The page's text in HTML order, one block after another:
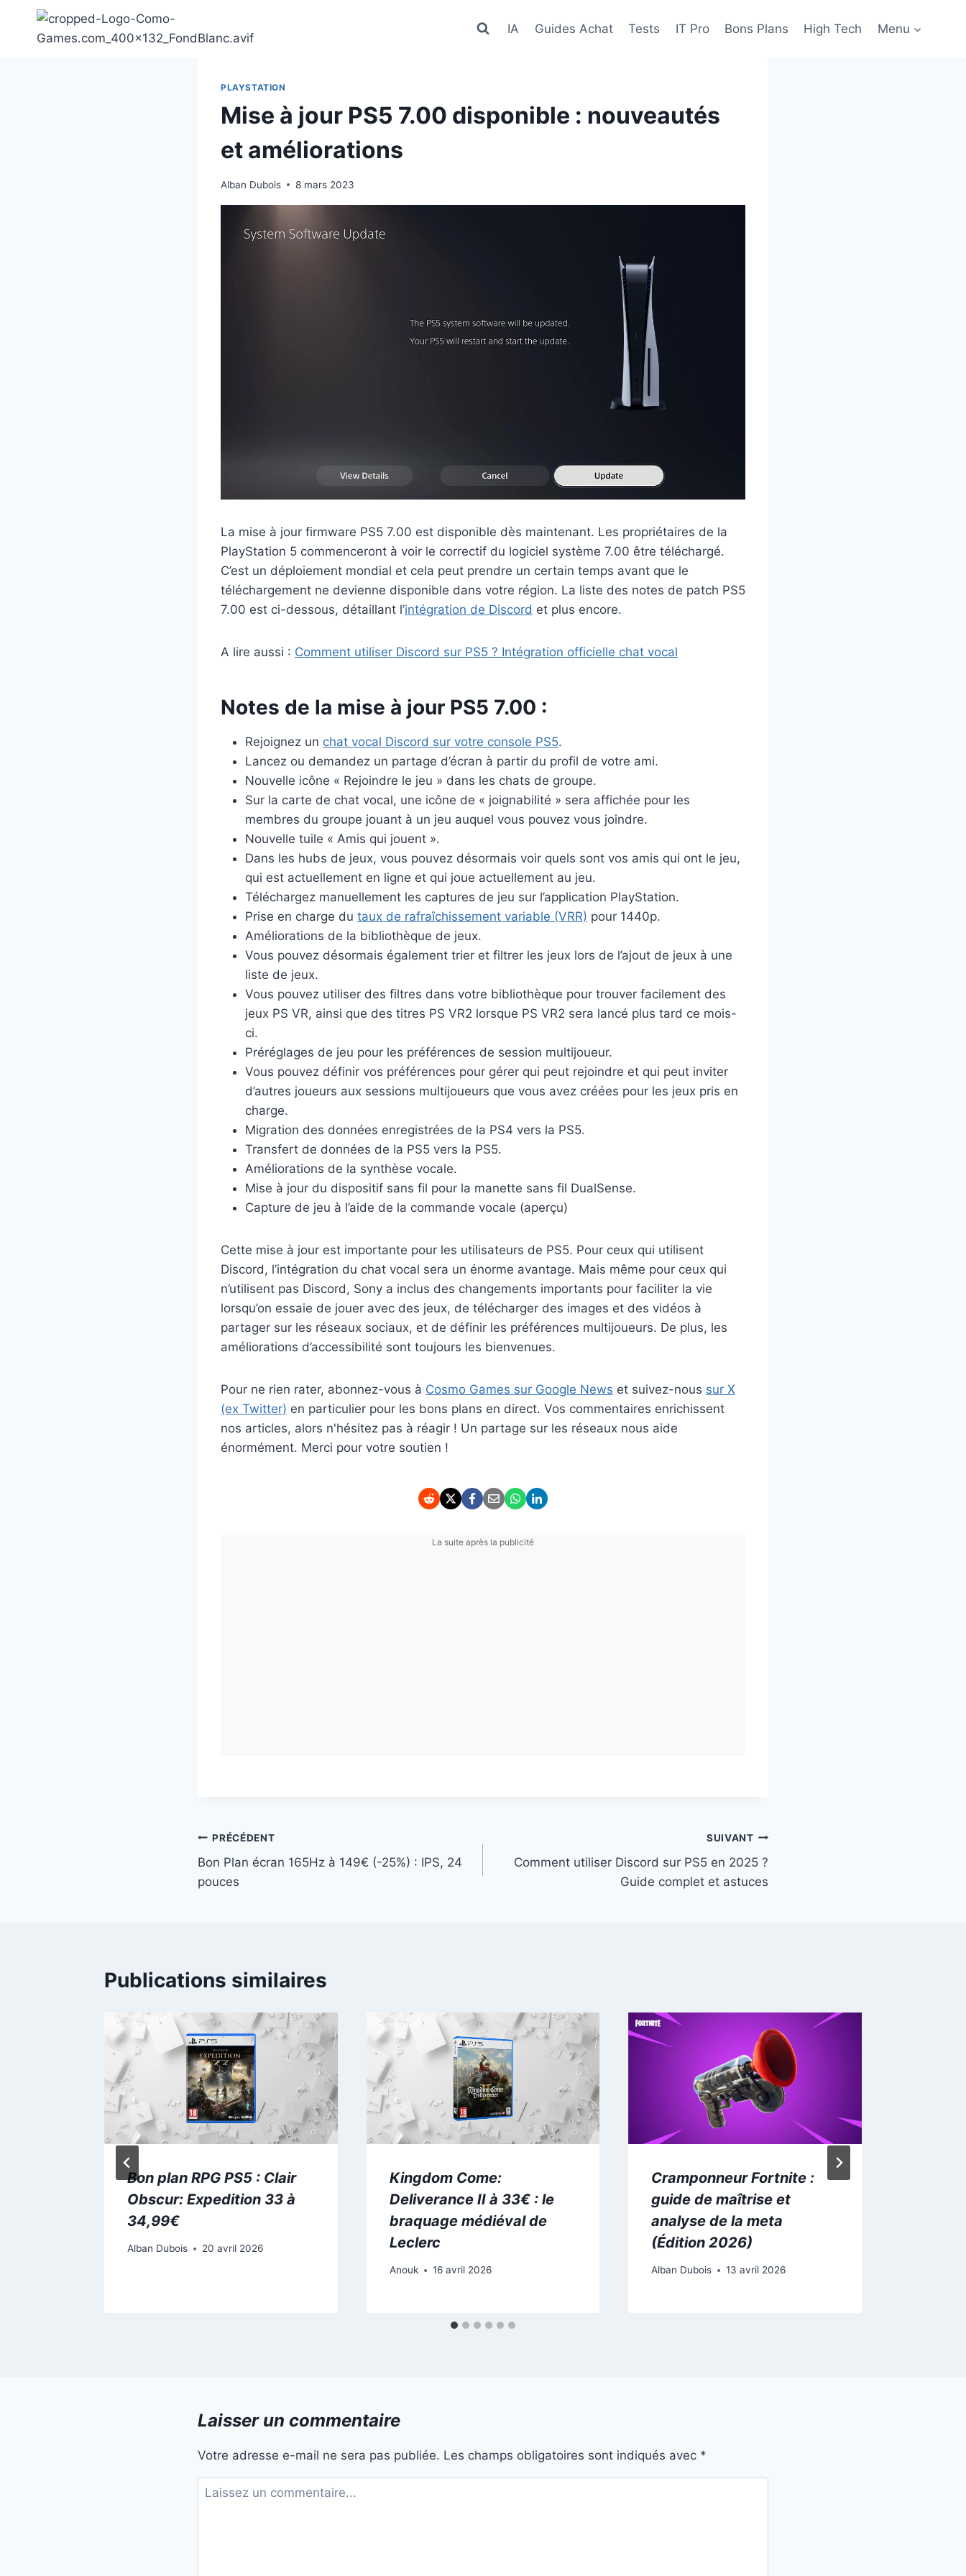
contenu
IA Guides Achat Tests IT Pro Bons Plans High Tech Menu
PLAYSTATION
Mise à jour PS5 7.00 disponible : nouveautés
et améliorations
Alban Dubois 8 mars 2023
La mise à jour firmware PS5 7.00 est disponible dès maintenant. Les propriétaires de la
PlayStation 5 commenceront à voir le correctif du logiciel système 7.00 être téléchargé.
C’est un déploiement mondial et cela peut prendre un certain temps avant que le
téléchargement ne devienne disponible dans votre région. La liste des notes de patch PS5
7.00 est ci-dessous, détaillant l’intégration de Discord et plus encore.
A lire aussi : Comment utiliser Discord sur PS5 ? Intégration officielle chat vocal
Notes de la mise à jour PS5 7.00 :
Rejoignez un chat vocal Discord sur votre console PS5.
Lancez ou demandez un partage d’écran à partir du profil de votre ami.
Nouvelle icône « Rejoindre le jeu » dans les chats de groupe.
Sur la carte de chat vocal, une icône de « joignabilité » sera affichée pour les
membres du groupe jouant à un jeu auquel vous pouvez vous joindre.
Nouvelle tuile « Amis qui jouent ».
Dans les hubs de jeux, vous pouvez désormais voir quels sont vos amis qui ont le jeu,
qui est actuellement en ligne et qui joue actuellement au jeu.
Téléchargez manuellement les captures de jeu sur l’application PlayStation.
Prise en charge du taux de rafraîchissement variable (VRR) pour 1440p.
Améliorations de la bibliothèque de jeux.
Vous pouvez désormais également trier et filtrer les jeux lors de l’ajout de jeux à une
liste de jeux.
Vous pouvez utiliser des filtres dans votre bibliothèque pour trouver facilement des
jeux PS VR, ainsi que des titres PS VR2 lorsque PS VR2 sera lancé plus tard ce mois-
ci.
Préréglages de jeu pour les préférences de session multijoueur.
Vous pouvez définir vos préférences pour gérer qui peut rejoindre et qui peut inviter
d’autres joueurs aux sessions multijoueurs que vous avez créées pour les jeux pris en
charge.
Migration des données enregistrées de la PS4 vers la PS5.
Transfert de données de la PS5 vers la PS5.
Améliorations de la synthèse vocale.
Mise à jour du dispositif sans fil pour la manette sans fil DualSense.
Capture de jeu à l’aide de la commande vocale (aperçu)
Cette mise à jour est importante pour les utilisateurs de PS5. Pour ceux qui utilisent
Discord, l’intégration du chat vocal sera un énorme avantage. Mais même pour ceux qui
n’utilisent pas Discord, Sony a inclus des changements importants pour faciliter la vie
lorsqu’on essaie de jouer avec des jeux, de télécharger des images et des vidéos à
partager sur les réseaux sociaux, et de définir les préférences multijoueurs. De plus, les
améliorations d’accessibilité sont toujours les bienvenues.
Pour ne rien rater, abonnez-vous à Cosmo Games sur Google News et suivez-nous sur X
(ex Twitter) en particulier pour les bons plans en direct. Vos commentaires enrichissent
nos articles, alors n'hésitez pas à réagir ! Un partage sur les réseaux nous aide
énormément. Merci pour votre soutien !
La suite après la publicité
Navigation
de
PRÉCÉDENT
Bon Plan écran 165Hz à 149€ (-25%) : IPS, 24
pouces
SUIVANT
Comment utiliser Discord sur PS5 en 2025 ?
Guide complet et astuces
Publications similaires
Bon plan RPG PS5 : Clair
Obscur: Expedition 33 à
34,99€
Alban Dubois 20 avril 2026
Kingdom Come:
Deliverance II à 33€ : le
braquage médiéval de
Leclerc
Anouk 16 avril 2026
Cramponneur Fortnite :
guide de maîtrise et
analyse de la meta
(Édition 2026)
Alban Dubois 13 avril 2026
Laisser un commentaire
Votre adresse e-mail ne sera pas publiée. Les champs obligatoires sont indiqués avec *